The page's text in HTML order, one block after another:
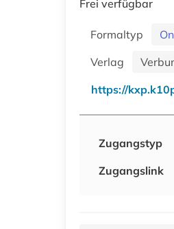
Frei verfügbar
Formaltyp
Verlag
https://
Zugangstyp
Zugangslink